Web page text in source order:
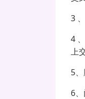
3
4
上
5
6